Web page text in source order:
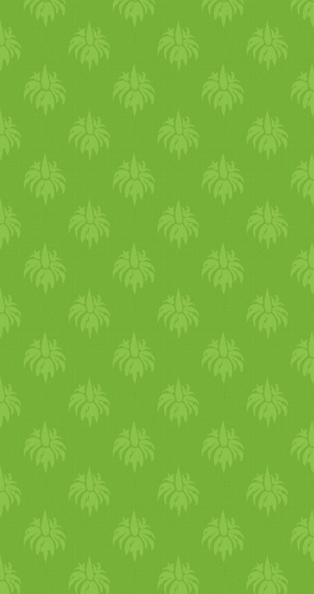
percig sütjük. Tűpróbával
ellenőrizzük, hogy átsült-e.
Amikor kivesszük a sütőből,
10 percig a formában
hűlni, így könnyebb kiszedni
a muffinokat. Amíg a
muffinok hűlnek, elkészítjük
a krémet. Kikeverjük a
mascarponét a porcukorral
a narancslével. Ha túl sűrű,
adhatunk hozzá még tejszínt.
A krémet habzsákba töltjük,
és a muffinok tetejére
nyomjuk. Díszíthetjük ízlés
szerint, például
cukorgyönggyel.